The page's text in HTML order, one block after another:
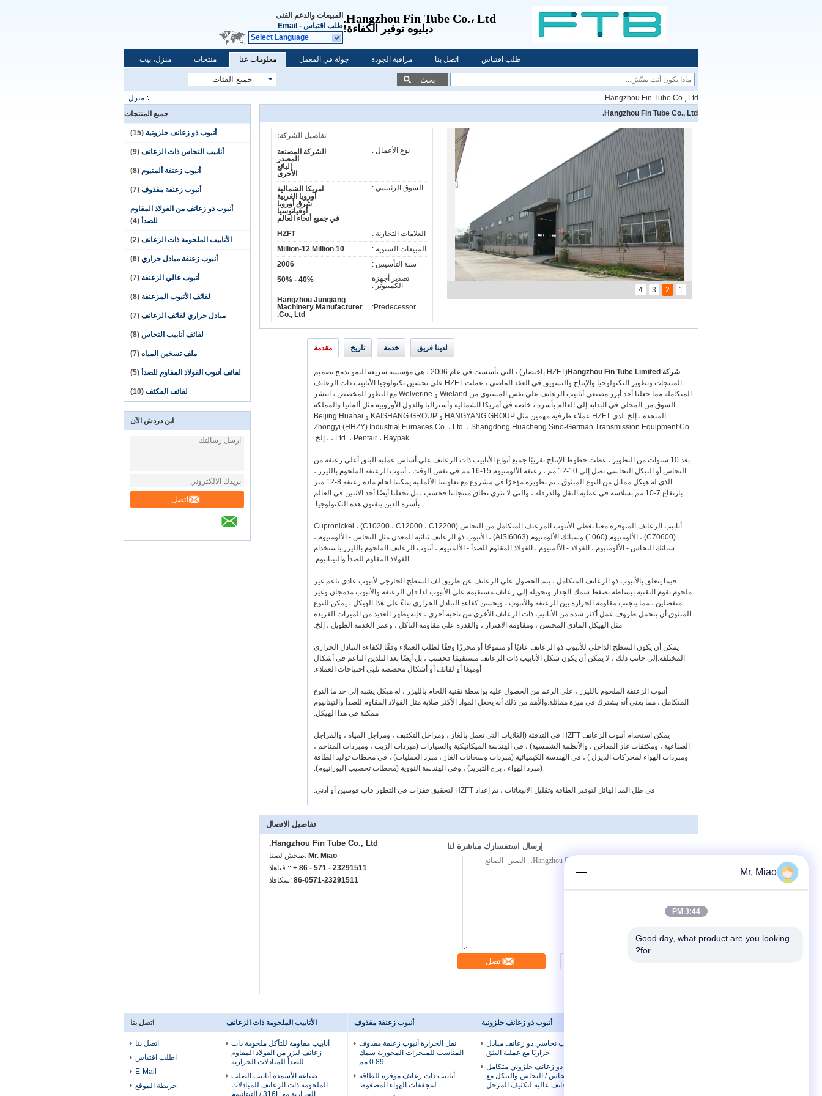
Hangzhou Fin Tube Co.، Ltd.
دبليوه توفير الكفاءة!
المبيعات والدعم الفنى
طلب اقتباس -
Email
Select Language
منزل، بيت منتجات معلومات عنا جولة في المعمل مراقبة الجودة اتصل بنا طلب اقتباس
بحث
منزل
Hangzhou Fin Tube Co., Ltd.
جميع المنتجات
أنبوب ذو زعانف حلزونية (15)
أنابيب النحاس ذات الزعانف (9)
أنبوب زعنفة ألمنيوم (8)
أنبوب زعنفة مقذوف (7)
أنبوب ذو زعانف من الفولاذ المقاوم
للصدأ (4)
الأنابيب الملحومة ذات الزعانف (2)
أنبوب زعنفة مبادل حراري (6)
أنبوب عالي الزعنفة (7)
لفائف الأنبوب المزعنفة (8)
مبادل حراري لفائف الزعانف (7)
لفائف أنابيب النحاس (8)
ملف تسخين المياه (7)
لفائف أنبوب الفولاذ المقاوم للصدأ (5)
لفائف المكثف (10)
ابن دردش الآن
اتصل
Hangzhou Fin Tube Co., Ltd.
1
2
3
4
تفاصيل الشركة:
نوع الأعمال :
الشركة المصنعة
المصدر
البائع
الأخرى
السوق الرئيسي :
امريكا الشمالية
أوروبا الغربية
شرق أوروبا
أوقيانوسيا
في جميع أنحاء العالم
العلامات التجارية :
HZFT
المبيعات السنوية :
10 Million-12 Million
سنة التأسيس :
2006
تصدير أجهزة
الكمبيوتر :
40% - 50%
Predecessor:
Hangzhou Junqiang
Machinery Manufacturer
Co., Ltd.
مقدمة تاريخ خدمة لدينا فريق
شركة Hangzhou Fin Tube Limited
(HZFT باختصار) ، التي تأسست في عام 2006 ، هي مؤسسة سريعة النمو تدمج تصميم
المنتجات وتطوير التكنولوجيا والإنتاج والتسويق.في العقد الماضي ، عملت HZFT على تحسين تكنولوجيا الأنابيب ذات الزعانف
المتكاملة مما جعلنا أحد أبرز مصنعي أنابيب الزعانف على نفس المستوى من Wieland و Wolverine.مع التطور المخصص ، انتشر
السوق من المحلي في البداية إلى العالم بأسره ، خاصة في أمريكا الشمالية وأستراليا والدول الأوروبية مثل ألمانيا والمملكة
المتحدة ، إلخ. لدى HZFT عملاء طرفية مهمين مثل HANGYANG GROUP و KAISHANG GROUP و Beijing Huahai
Zhongyi (HHZY) Industrial Furnaces Co. ، Ltd. ، Shangdong Huacheng Sino-German Transmission Equipment Co.
، Ltd. ، Pentair ، Raypak ، إلخ.
بعد 10 سنوات من التطوير ، غطت خطوط الإنتاج تقريبًا جميع أنواع الأنابيب ذات الزعانف على أساس عملية البثق.أعلى زعنفة من
النحاس أو النيكل النحاسي تصل إلى 10-12 مم ، زعنفة الألومنيوم 15-16 مم.في نفس الوقت ، أنبوب الزعنفة الملحوم بالليزر ،
الذي له هيكل مماثل من النوع المبثوق ، تم تطويره مؤخرًا في مشروع مع تعاونتنا الألمانية.يمكننا لحام مادة زعنفة 8-12 متر
بارتفاع 7-10 مم بسلاسة في عملية النقل والدرفلة ، والتي لا تثري نطاق منتجاتنا فحسب ، بل تجعلنا أيضًا أحد الاثنين في العالم
بأسره الذين يتقنون هذه التكنولوجيا.
أنابيب الزعانف المتوفرة معنا تغطي الأنبوب المزعنف المتكامل من النحاس (C10200 ، C12000 ، C12200) ، Cupronickel
(C70600) ، الألومنيوم (1060) وسبائك الألومنيوم (AISI6063) ، الأنبوب ذو الزعانف ثنائية المعدن مثل النحاس - الألومنيوم ،
سبائك النحاس - الألومنيوم ، الفولاذ - الألمنيوم ، الفولاذ المقاوم للصدأ - الألمنيوم ، أنبوب الزعانف الملحوم بالليزر باستخدام
الفولاذ المقاوم للصدأ والتيتانيوم.
فيما يتعلق بالأنبوب ذو الزعانف المتكامل ، يتم الحصول على الزعانف عن طريق لف السطح الخارجي لأنبوب عادي ناعم غير
ملحوم.تقوم التقنية ببساطة بضغط سمك الجدار وتحويله إلى زعانف مستقيمة على الأنبوب.لذا فإن الزعنفة والأنبوب مدمجان وغير
منفصلين ، مما يتجنب مقاومة الحرارة بين الزعنفة والأنبوب ، ويحسن كفاءة التبادل الحراري.بناءً على هذا الهيكل ، يمكن للنوع
المبثوق أن يتحمل ظروف عمل أكثر شدة من الأنابيب ذات الزعانف الأخرى.من ناحية أخرى ، فإنه يظهر العديد من الميزات الفريدة
مثل الهيكل المادي المحسن ، ومقاومة الاهتزاز ، والقدرة على مقاومة التآكل ، وعمر الخدمة الطويل ، إلخ.
يمكن أن يكون السطح الداخلي للأنبوب ذو الزعانف عاديًا أو متموجًا أو محززًا وفقًا لطلب العملاء وفقًا لكفاءة التبادل الحراري
المختلفة.إلى جانب ذلك ، لا يمكن أن يكون شكل الأنابيب ذات الزعانف مستقيمًا فحسب ، بل أيضًا بعد التلدين الناعم في أشكال
أوميغا أو لفائف أو أشكال مخصصة تلبي احتياجات العملاء.
أنبوب الزعنفة الملحوم بالليزر ، على الرغم من الحصول عليه بواسطة تقنية اللحام بالليزر ، له هيكل يشبه إلى حد ما النوع
المتكامل ، مما يعني أنه يشترك في ميزة مماثلة.والأهم من ذلك أنه يجعل المواد الأكثر صلابة مثل الفولاذ المقاوم للصدأ والتيتانيوم
ممكنة في هذا الهيكل.
يمكن استخدام أنبوب الزعانف HZFT في التدفئة (الغلايات التي تعمل بالغاز ، ومراجل التكثيف ، ومراجل المياه ، والمراجل
الصناعية ، ومكثفات غاز المداخن ، والأنظمة الشمسية) ، في الهندسة الميكانيكية والسيارات (مبردات الزيت ، ومبردات المناجم ،
ومبردات الهواء لمحركات الديزل ) ، في الهندسة الكيميائية (مبردات وسخانات الغاز ، مبرد العمليات) ، في محطات توليد الطاقة
(مبرد الهواء ، برج التبريد) ، وفي الهندسة النووية (محطات تخصيب اليورانيوم).
في ظل المد الهائل لتوفير الطاقة وتقليل الانبعاثات ، تم إعداد HZFT لتحقيق قفزات في التطور قاب قوسين أو أدنى.
تفاصيل الاتصال
Hangzhou Fin Tube Co., Ltd.
اتصل شخص: Mr. Miao
الهاتف :: + 86 - 571 - 23291511
الفاكس: 86-0571-23291511
إرسال استفسارك مباشرة لنا
اتصل
أنبوب ذو زعانف حلزونية
أنبوب نحاسي ذو زعانف مبادل
حراريًا مع عملية البثق
أنبوب ذو زعانف حلزوني متكامل
من النحاس / النحاس والنيكل مع
زعانف عالية لتكثيف المرجل
أنبوب زعنفة مقذوف
نقل الحرارة أنبوب زعنفة مقذوف
المناسب للمبخرات المحورية سمك
0.89 مم
أنابيب ذات زعانف موفرة للطاقة
لمجففات الهواء المضغوط
الأنابيب الملحومة ذات الزعانف
أنابيب مقاومة للتآكل ملحومة ذات
زعانف ليزر من الفولاذ المقاوم
للصدأ للمبادلات الحرارية
صناعة الأسمدة أنابيب الصلب
الملحومة ذات الزعانف للمبادلات
الحرارية مع 316L / التيتانيوم
اتصل بنا
اتصل بنا
اطلب اقتباس
E-Mail
خريطة الموقع
Mr. Miao
3:44 PM
Good day, what product are you looking
for?